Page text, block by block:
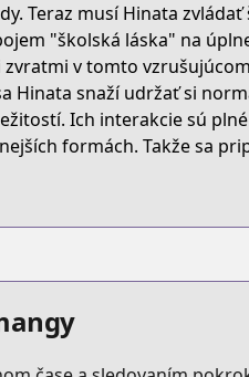
dark-elf-ga-isekai-kara-
Teraz musí Hinata
"školská láska" na
zvratmi v tomto
Hinata snaží udržať si
Ich interakcie sú
formách. Takže sa